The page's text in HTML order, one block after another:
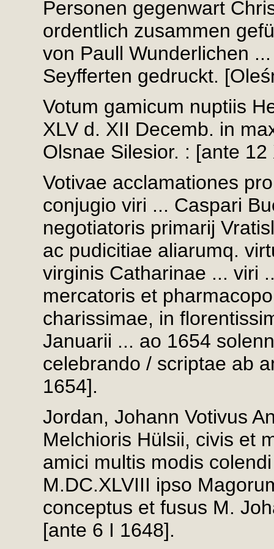
Personen gegenwart
ordentlich zusammen
von Paull Wunderlichen
Seyfferten gedruckt.
Votum gamicum nuptiis
XLV d. XII Decemb. in
Olsnae Silesior. : [ante 12
Votivae acclamationes
conjugio viri ... Caspari
negotiatoris primarij
ac pudicitiae aliarumq.
virginis Catharinae ... viri
mercatoris et
charissimae, in
Januarii ... ao 1654
celebrando / scriptae ab
1654].
Jordan, Johann Votivus
Melchioris Hülsii, civis et
amici multis modis
M.DC.XLVIII ipso
conceptus et fusus M.
[ante 6 I 1648].